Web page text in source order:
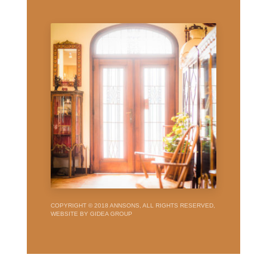
COPYRIGHT © 2018 ANNSONS, ALL RIGHTS RESERVED,
WEBSITE BY GIDEA GROUP